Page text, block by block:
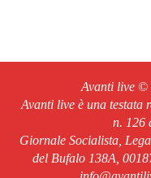
Avanti live ©
Avanti live è una testata
n. 126
Giornale Socialista,
del Bufalo 138A,